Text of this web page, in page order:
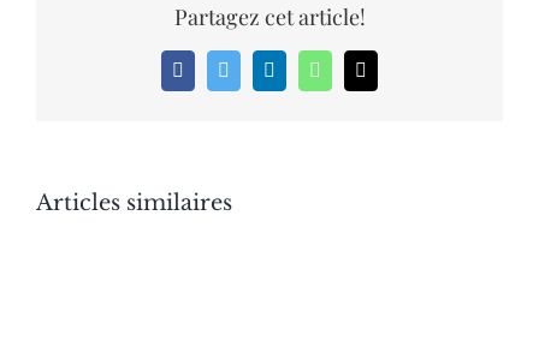
Partagez cet article!
FacebookTwitter LinkedInWhatsApp
Articles similaires